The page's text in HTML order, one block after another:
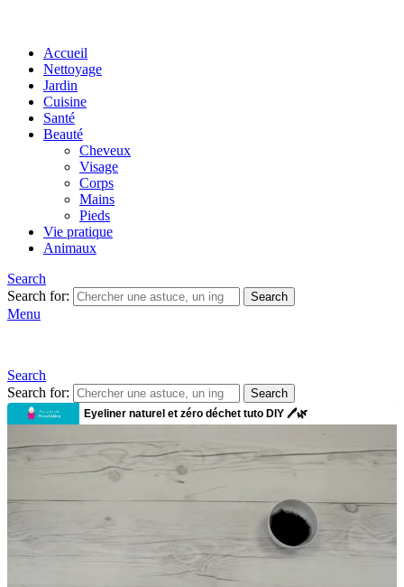
Accueil
Nettoyage
Jardin
Cuisine
Santé
Beauté
Cheveux
Visage
Corps
Mains
Pieds
Vie pratique
Animaux
Search
Search for:
Search
Menu
Search
Search for:
Search